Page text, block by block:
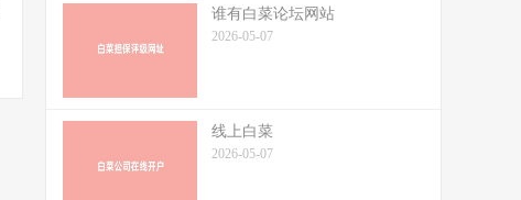
谁有白菜论坛网站
2026-05-07
线上白菜
2026-05-07